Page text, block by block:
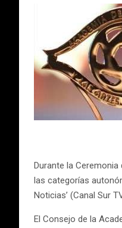
Durante la
las categorías
Noticias’ (Canal Sur
El Consejo de la